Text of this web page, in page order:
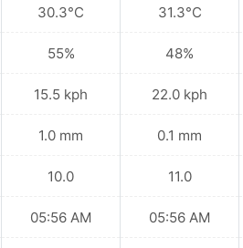
30.3°C
55%
15.5 kph
1.0 mm
10.0
05:56 AM
31.3°C
48%
22.0 kph
0.1 mm
11.0
05:56 AM